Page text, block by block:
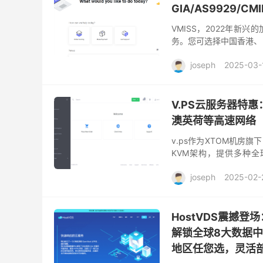
GIA/AS9929/
VMISS，2022年新兴的
务。您可选择中国香港
joseph
2025-03-
V.PS云服务器特
澳英荷等高速网络
v.ps作为XTOM机房旗
KVM架构，提供多种
joseph
2025-02-
HostVDS震撼登
解锁全球8大数据
地区任您选，灵活